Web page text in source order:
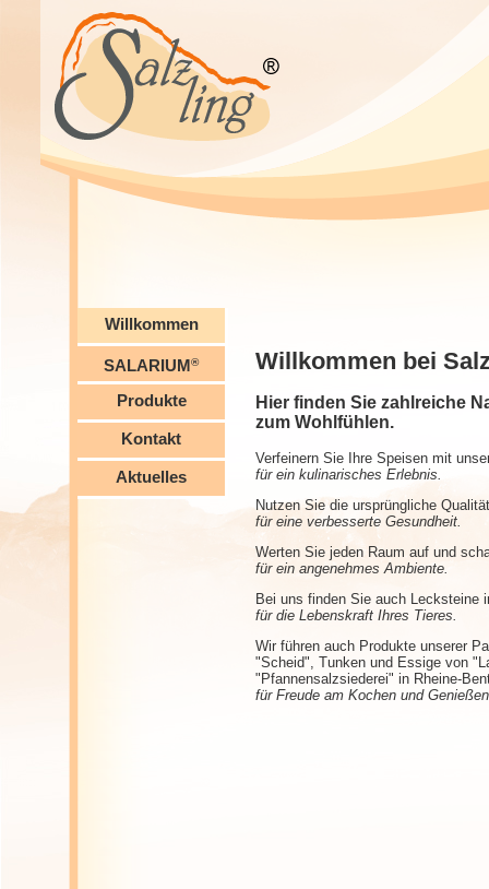
Willkommen
SALARIUM®
Produkte
Kontakt
Aktuelles
Willkommen bei
Hier finden Sie zahlreiche
zum Wohlfühlen.
Verfeinern Sie Ihre Speisen mit
für ein kulinarisches Erlebnis.
Nutzen Sie die ursprüngliche
für eine verbesserte Gesundheit.
Werten Sie jeden Raum auf und
für ein angenehmes Ambiente.
Bei uns finden Sie auch Lecksteine
für die Lebenskraft Ihres Tieres.
Wir führen auch Produkte unserer
"Scheid", Tunken und Essige von
"Pfannensalzsiederei" in Rheine-
für Freude am Kochen und